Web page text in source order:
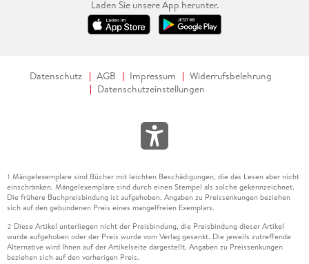
Laden Sie unsere App herunter.
Datenschutz AGB Impressum
Widerrufsbelehrung
Datenschutzeinstellungen
1 Mängelexemplare sind Bücher mit leichten Beschädigungen, die das Lesen aber nicht
einschränken. Mängelexemplare sind durch einen Stempel als solche gekennzeichnet.
Die frühere Buchpreisbindung ist aufgehoben. Angaben zu Preissenkungen beziehen
sich auf den gebundenen Preis eines mangelfreien Exemplars.
2 Diese Artikel unterliegen nicht der Preisbindung, die Preisbindung dieser Artikel
wurde aufgehoben oder der Preis wurde vom Verlag gesenkt. Die jeweils zutreffende
Alternative wird Ihnen auf der Artikelseite dargestellt. Angaben zu Preissenkungen
beziehen sich auf den vorherigen Preis.